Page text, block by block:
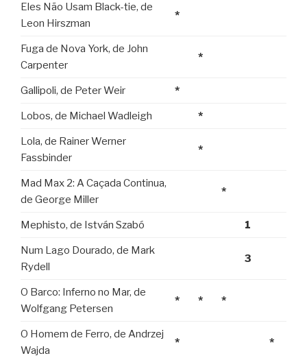
Eles Não Usam Black-tie, de
Leon Hirszman
*
Fuga de Nova York, de John
Carpenter
*
Gallipoli, de Peter Weir *
Lobos, de Michael Wadleigh *
Lola, de Rainer Werner
Fassbinder
*
Mad Max 2: A Caçada Continua,
de George Miller
*
Mephisto, de István Szabó 1
Num Lago Dourado, de Mark
Rydell
3
O Barco: Inferno no Mar, de
Wolfgang Petersen
* * *
O Homem de Ferro, de Andrzej
Wajda
* *